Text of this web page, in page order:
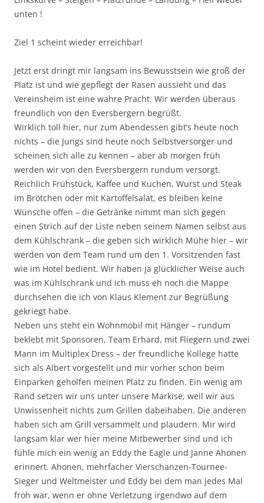
unten !
Ziel 1 scheint wieder erreichbar!
Jetzt erst dringt mir langsam ins Bewusstsein wie groß der
Platz ist und wie gepflegt der Rasen aussieht und das
Vereinsheim ist eine wahre Pracht. Wir werden überaus
freundlich von den Eversbergern begrüßt.
Wirklich toll hier, nur zum Abendessen gibt‘s heute noch
nichts – die Jungs sind heute noch Selbstversorger und
scheinen sich alle zu kennen – aber ab morgen früh
werden wir von den Eversbergern rundum versorgt.
Reichlich Frühstück, Kaffee und Kuchen, Wurst und Steak
im Brötchen oder mit Kartoffelsalat, es bleiben keine
Wünsche offen – die Getränke nimmt man sich gegen
einen Strich auf der Liste neben seinem Namen selbst aus
dem Kühlschrank – die geben sich wirklich Mühe hier – wir
werden von dem Team rund um den 1. Vorsitzenden fast
wie im Hotel bedient. Wir haben ja glücklicher Weise auch
was im Kühlschrank und ich muss eh noch die Mappe
durchsehen die ich von Klaus Klement zur Begrüßung
gekriegt habe.
Neben uns steht ein Wohnmobil mit Hänger – rundum
beklebt mit Sponsoren, Team Erhard, mit Fliegern und zwei
Mann im Multiplex Dress – der freundliche Kollege hatte
sich als Albert vorgestellt und mir vorher schon beim
Einparken geholfen meinen Platz zu finden. Ein wenig am
Rand setzen wir uns unter unsere Markise, weil wir aus
Unwissenheit nichts zum Grillen dabeihaben. Die anderen
haben sich am Grill versammelt und plaudern. Mir wird
langsam klar wer hier meine Mitbewerber sind und ich
fühle mich ein wenig an Eddy the Eagle und Janne Ahonen
erinnert. Ahonen, mehrfacher Vierschanzen-Tournee-
Sieger und Weltmeister und Eddy bei dem man jedes Mal
froh war, wenn er ohne Verletzung irgendwo auf dem